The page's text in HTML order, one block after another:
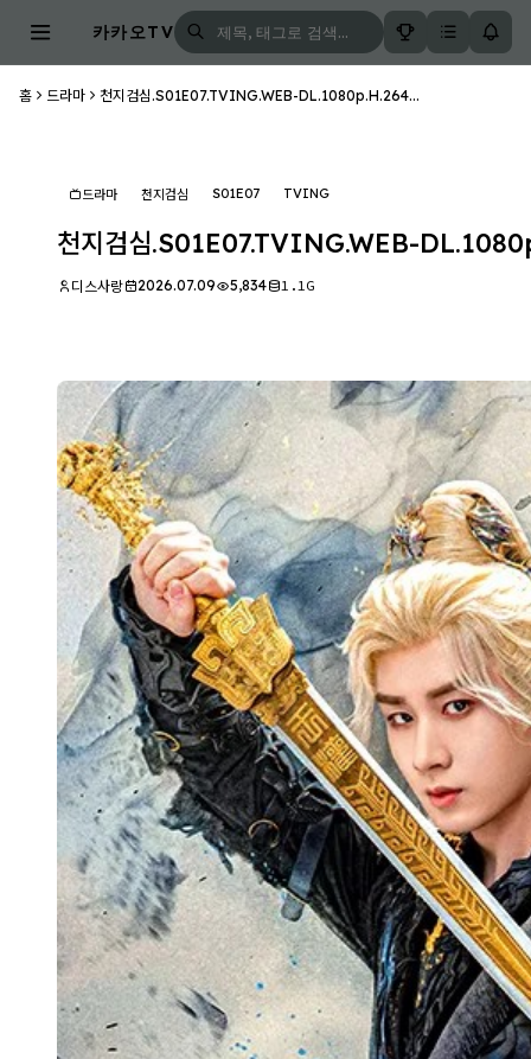
카카오TV
홈 드라마 천지검심.S01E07.TVING.WEB-DL.1080p.H.264...
드라마 천지검심 S01E07 TVING
천지검심.S01E07.TVING.WEB-
디스사랑 2026.07.09 5,834 1.1G